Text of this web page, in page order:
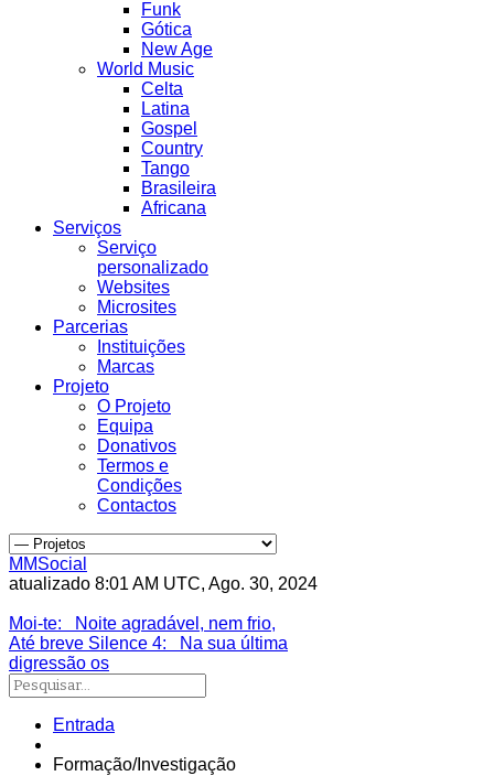
Funk
Gótica
New Age
World Music
Celta
Latina
Gospel
Country
Tango
Brasileira
Africana
Serviços
Serviço
personalizado
Websites
Microsites
Parcerias
Instituições
Marcas
Projeto
O Projeto
Equipa
Donativos
Termos e
Condições
Contactos
MMSocial
atualizado 8:01 AM UTC, Ago. 30, 2024
Moi-te: Noite agradável, nem frio,
Até breve Silence 4: Na sua última
digressão os
Entrada
Formação/Investigação